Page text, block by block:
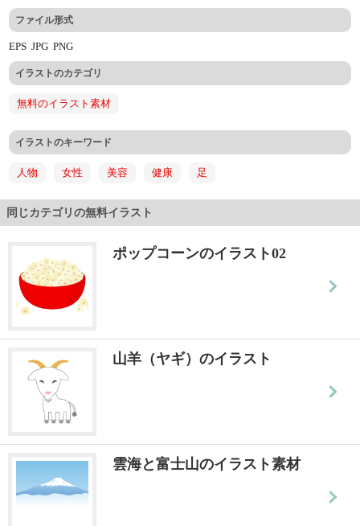
ファイル形式
EPSJPGPNG
イラストのカテゴリ
無料のイラスト素材
イラストのキーワード
人物 女性 美容 健康 足
同じカテゴリの無料イラスト
ポップコーンのイラスト02
山羊（ヤギ）のイラスト
雲海と富士山のイラスト素材